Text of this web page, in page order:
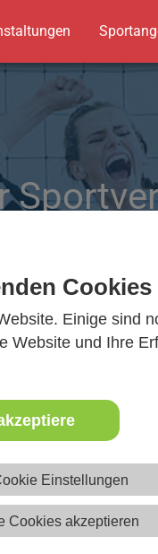
Cookies
Einige sind
Website und Ihre
Einstellungen
Cookies akzeptieren